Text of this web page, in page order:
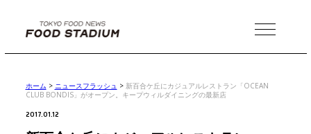
MENU
ホーム > ニュースフラッシュ > 新百合ケ丘にカジュアルレストラン「OCEAN
CLUB BONDIS」がオープン。キープウィルダイニングの最新店
2017.01.12